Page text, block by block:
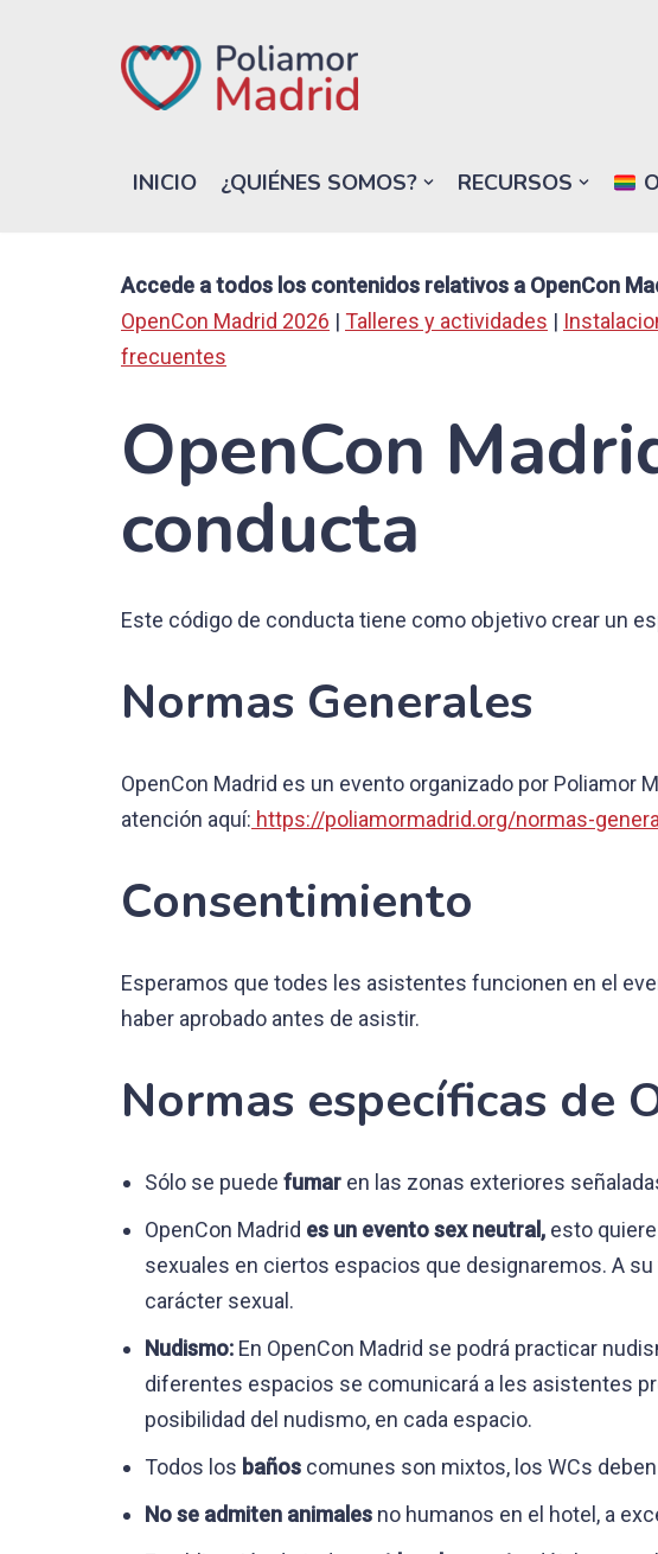
INICIO ¿QUIÉNES SOMOS? RECURSOS
Accede a todos los contenidos relativos a OpenCon
OpenCon Madrid 2026 | Talleres y actividades |
frecuentes
OpenCon
conducta
Este código de conducta tiene como objetivo crear un
Normas Generales
OpenCon Madrid es un evento organizado por Poliamor
atención aquí: https://poliamormadrid.org/normas-
Consentimiento
Esperamos que todes les asistentes funcionen en el
haber aprobado antes de asistir.
Normas específicas de
Sólo se puede fumar en las zonas exteriores
OpenCon Madrid es un evento sex neutral, esto
sexuales en ciertos espacios que designaremos. A
carácter sexual.
Nudismo: En OpenCon Madrid se podrá practicar
diferentes espacios se comunicará a les asistentes
posibilidad del nudismo, en cada espacio.
Todos los baños comunes son mixtos, los WCs
No se admiten animales no humanos en el hotel, a